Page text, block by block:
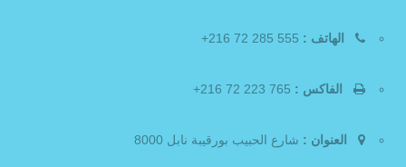
الهاتف :
الفاكس :
العنوان : شارع الحبيب بورقيبة نابل 8000